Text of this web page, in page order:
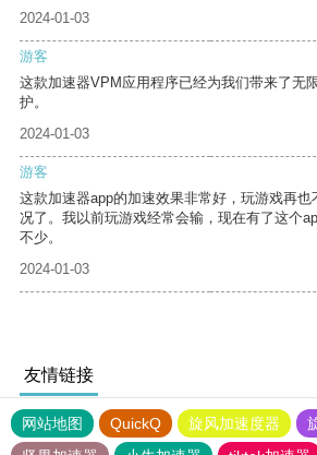
2024-01-03
游客
这款加速器VPM应用程序已经为我们带来了无
护。
2024-01-03
游客
这款加速器app的加速效果非常好，玩游戏再
况了。我以前玩游戏经常会输，现在有了这个
不少。
2024-01-03
友情链接
网站地图 QuickQ 旋风加速度器